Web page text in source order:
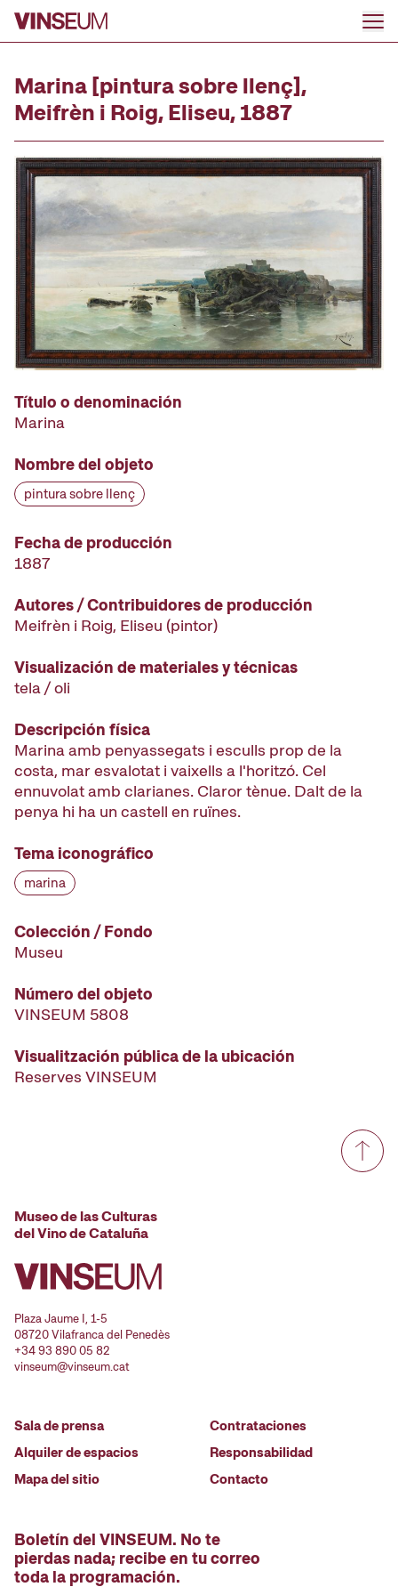
Ir al contenido
Marina [pintura sobre llenç],
Meifrèn i Roig, Eliseu, 1887
Título o denominación
Marina
Nombre del objeto
pintura sobre llenç
Fecha de producción
1887
Autores / Contribuidores de producción
Meifrèn i Roig, Eliseu (pintor)
Visualización de materiales y técnicas
tela / oli
Descripción física
Marina amb penyassegats i esculls prop de la
costa, mar esvalotat i vaixells a l'horitzó. Cel
ennuvolat amb clarianes. Claror tènue. Dalt de la
penya hi ha un castell en ruïnes.
Tema iconográfico
marina
Colección / Fondo
Museu
Número del objeto
VINSEUM 5808
Visualitzación pública de la ubicación
Reserves VINSEUM
Museo de las Culturas
del Vino de Cataluña
Plaza Jaume I, 1-5
08720 Vilafranca del Penedès
+34 93 890 05 82
vinseum@vinseum.cat
Sala de prensa
Alquiler de espacios
Mapa del sitio
Contrataciones
Responsabilidad
Contacto
Boletín del VINSEUM. No te
pierdas nada; recibe en tu correo
toda la programación.